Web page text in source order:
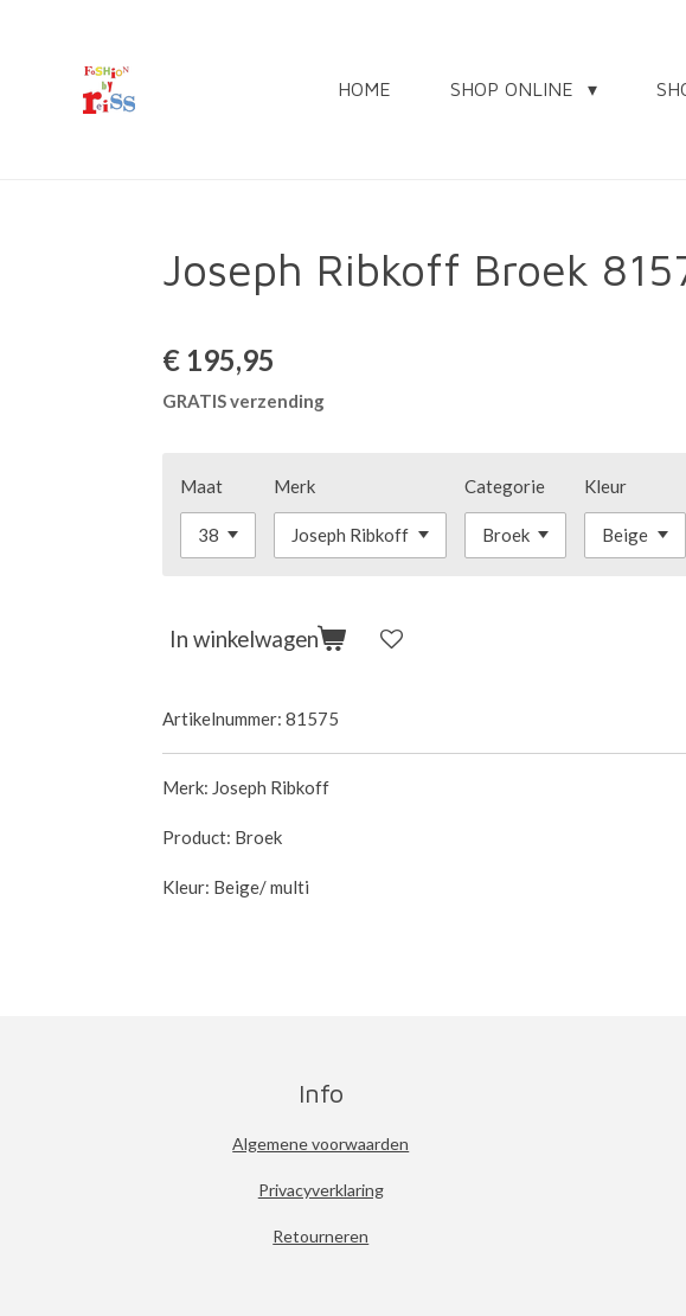
HOME SHOP ONLINE
Joseph Ribkoff Broek
€ 195,95
GRATIS verzending
Maat Merk Categorie Kleur
In winkelwagen
Artikelnummer: 81575
Merk: Joseph Ribkoff
Product: Broek
Kleur: Beige/ multi
Info
Algemene voorwaarden
Privacyverklaring
Retourneren